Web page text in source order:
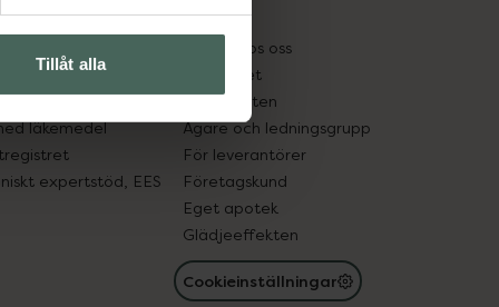
Tillåt alla
in gammal medicin
läkemedel
expertstöd, EES
Pressrum
Jobba hos oss
Hållbarhet
Samarbeten
Ägare och ledningsgrupp
För leverantörer
Företagskund
Eget apotek
Glädjeeffekten
Cookieinställningar